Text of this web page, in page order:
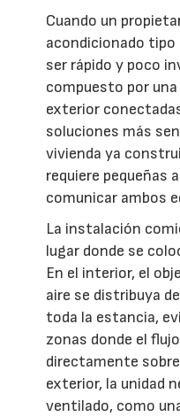
Cuando un
acondicionado
ser rápido y poco
compuesto por
exterior
soluciones más
vivienda ya
requiere pequeñas
comunicar ambos
La instalación
lugar donde se
En el interior, el
aire se distribuya
toda la estancia,
zonas donde el
directamente
exterior, la unidad
ventilado, como